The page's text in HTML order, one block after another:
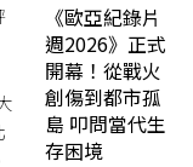
《歐亞紀錄片
週2026》正式
開幕！從戰火
創傷到都市孤
島 叩問當代生
存困境